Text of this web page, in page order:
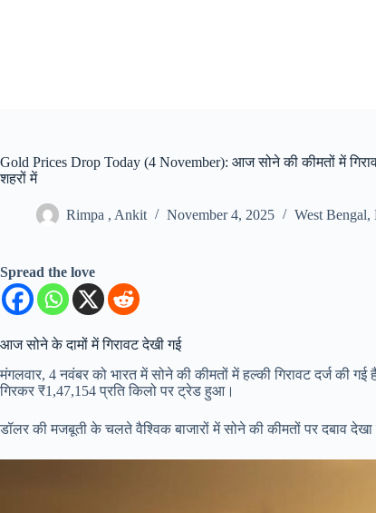
Gold Prices Drop Today (4 November): आज सोने की कीमतों में
शहरों में
Rimpa , Ankit November 4, 2025 West Bengal,
Spread the love
आज सोने के दामों में गिरावट देखी गई
मंगलवार, 4 नवंबर को भारत में सोने की कीमतों में हल्की गिरावट दर्ज की
गिरकर ₹1,47,154 प्रति किलो पर ट्रेड हुआ।
डॉलर की मजबूती के चलते वैश्विक बाजारों में सोने की कीमतों पर दबाव